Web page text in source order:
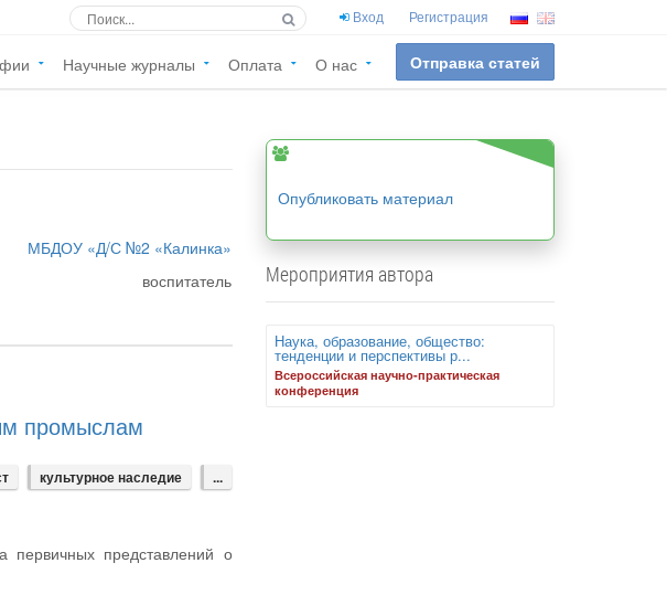
Вход Регистрация
Научные журналы Оплата О нас Отправка статей
МБДОУ «Д/С №2 «Калинка»
воспитатель
промыслам
культурное наследие ...
первичных представлений о
Опубликовать материал
Мероприятия автора
Наука, образование, общество:
тенденции и перспективы р...
Всероссийская научно-практическая
конференция